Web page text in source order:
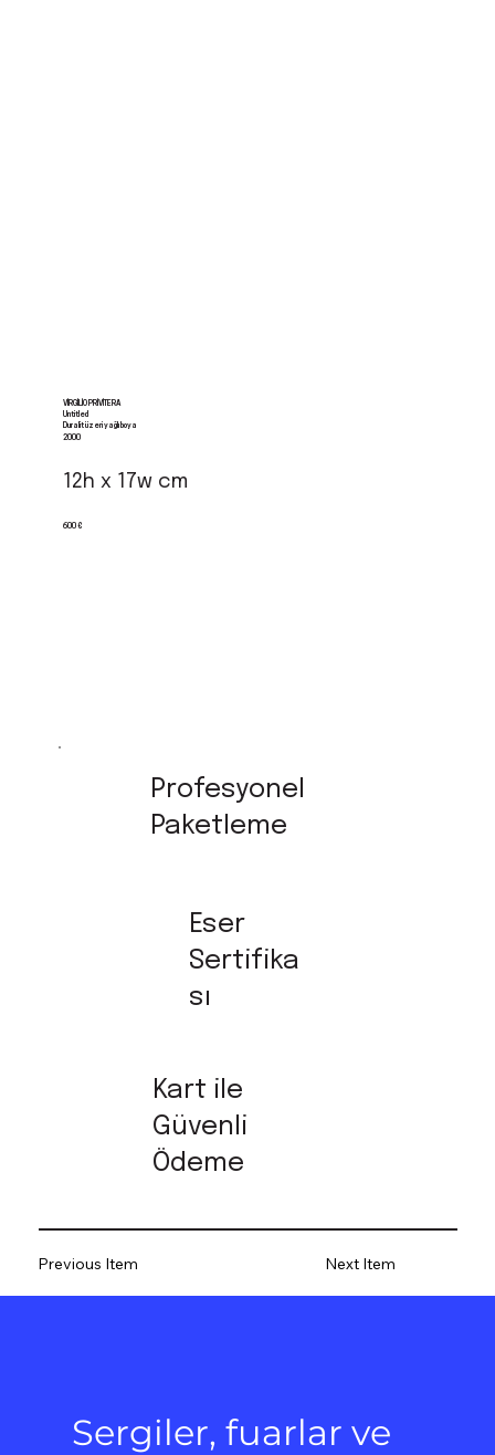
VIRGILIO PRIVITERA
Untitled
2000
12h x 17w cm
Duralit üzeri yağlı boya
600 €
Profesyonel
Paketleme
Eser
Sertifika
sı
Kart ile
Güvenli
Ödeme
Previous Item Next Item
Sergiler, fuarlar ve